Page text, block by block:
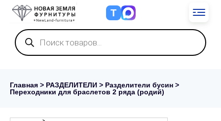
Т
Поиск
товаров
Главная > РАЗДЕЛИТЕЛИ > Разделители бусин >
Переходники для браслетов 2 ряда (родий)